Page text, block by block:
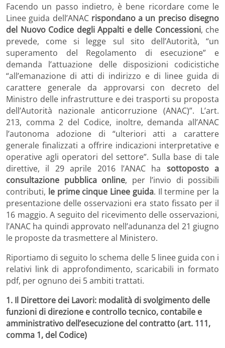
Facendo un passo indietro, è bene ricordare come le
Linee guida dell’ANAC rispondano a un preciso disegno
del Nuovo Codice degli Appalti e delle Concessioni, che
prevede, come si legge sul sito dell’Autorità, “un
superamento del Regolamento di esecuzione” e
demanda l’attuazione delle disposizioni codicistiche
“all’emanazione di atti di indirizzo e di linee guida di
carattere generale da approvarsi con decreto del
Ministro delle infrastrutture e dei trasporti su proposta
dell’Autorità nazionale anticorruzione (ANAC)”. L’art.
213, comma 2 del Codice, inoltre, demanda all’ANAC
l’autonoma adozione di “ulteriori atti a carattere
generale finalizzati a offrire indicazioni interpretative e
operative agli operatori del settore”. Sulla base di tale
direttive, il 29 aprile 2016 l’ANAC ha sottoposto a
consultazione pubblica online, per l’invio di possibili
contributi, le prime cinque Linee guida. Il termine per la
presentazione delle osservazioni era stato fissato per il
16 maggio. A seguito del ricevimento delle osservazioni,
l’ANAC ha quindi approvato nell’adunanza del 21 giugno
le proposte da trasmettere al Ministero.
Riportiamo di seguito lo schema delle 5 linee guida con i
relativi link di approfondimento, scaricabili in formato
pdf, per ognuno dei 5 ambiti trattati.
1. Il Direttore dei Lavori: modalità di svolgimento delle
funzioni di direzione e controllo tecnico, contabile e
amministrativo dell’esecuzione del contratto (art. 111,
comma 1, del Codice)